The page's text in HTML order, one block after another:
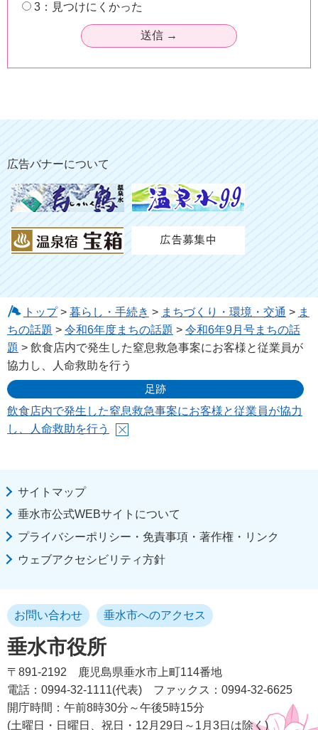
3：見つけにくかった
広告バナーについて
トップ> 暮らし・手続き > まちづくり・環境・交通 > ま
ちの話題 > 令和6年度まちの話題 > 令和6年9月号まちの話
題 > 飲食店内で発生した窒息救急事案にお客様と従業員が
協力し、人命救助を行う
足跡
飲食店内で発生した窒息救急事案にお客様と従業員が協力
し、人命救助を行う
サイトマップ
垂水市公式WEBサイトについて
プライバシーポリシー・免責事項・著作権・リンク
ウェブアクセシビリティ方針
垂水市役所
お問い合わせ 垂水市へのアクセス
〒891-2192
鹿児島県垂水市上町114番地
電話：0994-32-1111(代表)
ファックス：0994-32-6625
開庁時間：午前8時30分～午後5時15分
(土曜日・日曜日、祝日・12月29日～1月3日は除く)